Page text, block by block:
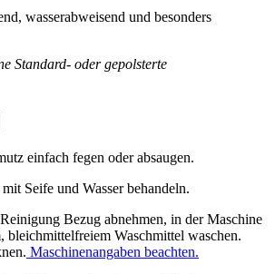
wasserabweisend und besonders
Standard- oder gepolsterte
einfach fegen oder absaugen.
Seife und Wasser behandeln.
Bezug abnehmen, in der Maschine
bleichmittelfreiem Waschmittel waschen.
Maschinenangaben beachten.